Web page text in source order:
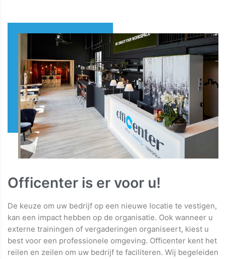
Officenter is er voor u!
De keuze om uw bedrijf op een nieuwe locatie te vestigen,
kan een impact hebben op de organisatie. Ook wanneer u
externe trainingen of vergaderingen organiseert, kiest u
best voor een professionele omgeving. Officenter kent het
reilen en zeilen om uw bedrijf te faciliteren. Wij begeleiden